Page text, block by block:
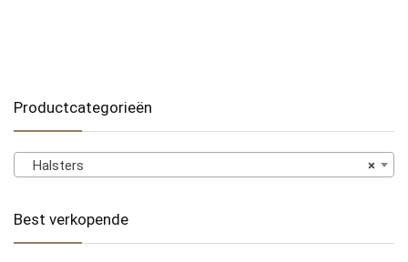
Productcategorieën
×
Halsters
Best verkopende